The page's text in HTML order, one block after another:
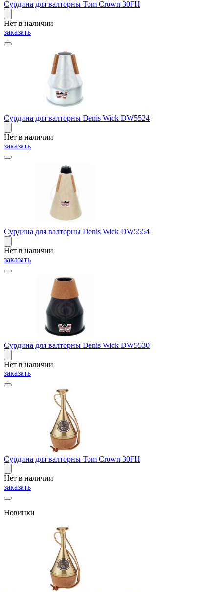
Сурдина для валторны Tom Crown 30FH
Нет в наличии
заказать
Сурдина для валторны Denis Wick DW5524
Нет в наличии
заказать
Сурдина для валторны Denis Wick DW5554
Нет в наличии
заказать
Сурдина для валторны Denis Wick DW5530
Нет в наличии
заказать
Сурдина для валторны Tom Crown 30FH
Нет в наличии
заказать
Новинки